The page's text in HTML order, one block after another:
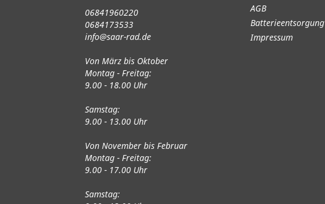
06841960220
0684173533
info@saar-rad.de
Von März bis Oktober
Montag - Freitag:
9.00 - 18.00 Uhr
Samstag:
9.00 - 13.00 Uhr
Von November bis Februar
Montag - Freitag:
9.00 - 17.00 Uhr
Samstag:
AGB
Batterieentsorgung
Impressum